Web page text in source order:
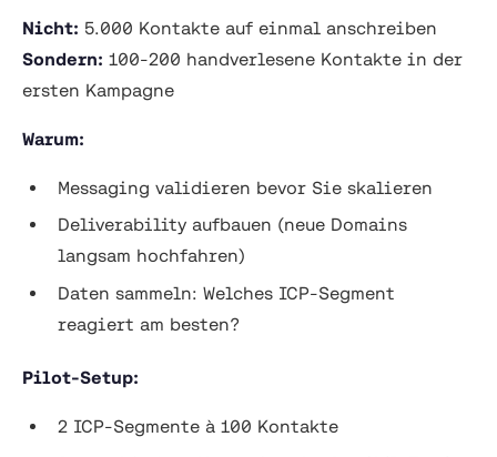
Nicht: 5.000 Kontakte auf einmal anschreiben
Sondern: 100-200 handverlesene Kontakte in der
ersten Kampagne
Warum:
Messaging validieren bevor Sie skalieren
Deliverability aufbauen (neue Domains
langsam hochfahren)
Daten sammeln: Welches ICP-Segment
reagiert am besten?
Pilot-Setup:
2 ICP-Segmente à 100 Kontakte